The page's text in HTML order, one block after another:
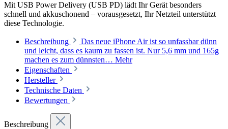
Mit USB Power Delivery (USB PD) lädt Ihr Gerät besonders
schnell und akkuschonend – vorausgesetzt, Ihr Netzteil unterstützt
diese Technologie.
Beschreibung
Das neue iPhone Air ist so unfassbar dünn
und leicht, dass es kaum zu fassen ist. Nur 5,6 mm und 165g
machen es zum dünnsten… Mehr
Eigenschaften
Hersteller
Technische Daten
Bewertungen
Beschreibung